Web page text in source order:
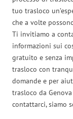
tuo trasloco
che a volte
Ti invitiamo a
informazioni sui
gratuito e senza
trasloco con
domande e per
trasloco da
contattarci, siamo